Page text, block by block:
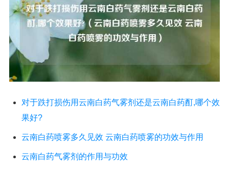
对于跌打损伤用云南白药气雾剂还是云南白药酊,哪个效
果好?
云南白药喷雾多久见效 云南白药喷雾的功效与作用
云南白药气雾剂的作用与功效